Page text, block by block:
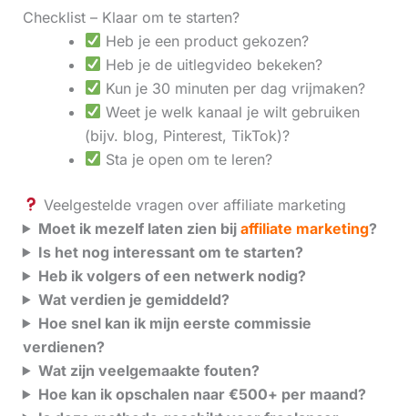
Checklist – Klaar om te starten?
Heb je een product gekozen?
Heb je de uitlegvideo bekeken?
Kun je 30 minuten per dag vrijmaken?
Weet je welk kanaal je wilt gebruiken
(bijv. blog, Pinterest, TikTok)?
Sta je open om te leren?
Veelgestelde vragen over affiliate marketing
Moet ik mezelf laten zien bij affiliate marketing?
Is het nog interessant om te starten?
Heb ik volgers of een netwerk nodig?
Wat verdien je gemiddeld?
Hoe snel kan ik mijn eerste commissie
verdienen?
Wat zijn veelgemaakte fouten?
Hoe kan ik opschalen naar €500+ per maand?